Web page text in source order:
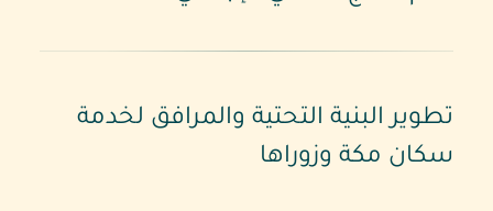
تطوير البنية التحتية والمرافق لخدمة
سكان مكة وزوراها